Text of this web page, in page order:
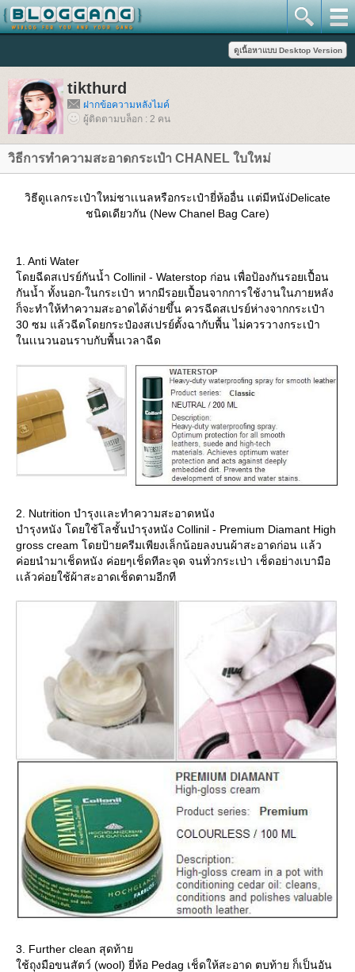
tikthurd
ฝากข้อความหลังไมค์
ผู้ติดตามบล็อก : 2 คน
วิธีการทำความสะอาดกระเป๋า CHANEL ใบใหม่
วิธีดูเเลกระเป๋าใหม่ชาเเนลหรือกระเป๋ายี่ห้ออื่น เเต่มีหนัง่Delicate
ชนิดเดียวกัน (New Chanel Bag Care)
1. Anti Water
ดยฉีดสเปรย์กันน้ำ Collinil - Waterstop ก่อน เพื่อป้องกันรอยเปื้อน
กันน้ำ ทั้งนอก-ในกระเป๋า หากมีรอยเปื้อนจากการใช้งานในภายหลัง
ก็จะทำให้ทำความสะอาดได้ง่ายขึ้น ควรฉีดสเปรย์ห่างจากกระเป๋า
30 ซม แล้วฉีดโดยกระป๋องสเปรย์ตั้งฉากับพื้น ไม่ควรวางกระเป๋า
นเเนวนอนราบกับพื้นเวลาฉีด
2. Nutrition บำรุงเเละทำความสะอาดหนัง
บำรุงหนัง โดยใช้โลชั้นบำรุงหนัง Collinil - Premium Diamant High
gross cream โดยป้ายครีมเพียงเล็กน้อยลงบนผ้าสะอาดก่อน เเล้ว
ค่อยนำมาเช็ดหนัง ค่อยๆเช็ดทีละจุด จนทั่วกระเป่า เช็ดอย่างเบามือ
เเล้วค่อยใช้ผ้าสะอาดเช็ดตามอีกที
3. Further clean สุดท้า
ช้ถุงมือขนสัตว์ (wool) ยี่ห้อ Pedag เช็ดให้สะอาด ตบท้าย ก็เป็นอัน